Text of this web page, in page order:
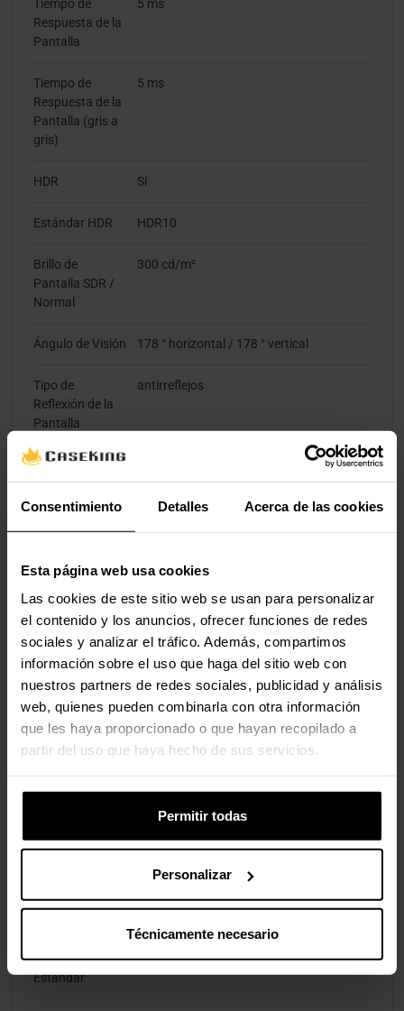
Consentimiento Detalles Acerca de las cookies
Esta página web usa cookies
Las cookies de este sitio web se usan para personalizar
el contenido y los anuncios, ofrecer funciones de redes
sociales y analizar el tráfico. Además, compartimos
información sobre el uso que haga del sitio web con
nuestros partners de redes sociales, publicidad y análisis
web, quienes pueden combinarla con otra información
que les haya proporcionado o que hayan recopilado a
partir del uso que haya hecho de sus servicios.
Permitir todas
Personalizar
Técnicamente necesario
Tiempo de
Respuesta de la
Pantalla
5 ms
Tiempo de
Respuesta de la
Pantalla (gris a
gris)
5 ms
HDR Sí
Estándar HDR HDR10
Brillo de
Pantalla SDR /
Normal
300 cd/m²
Ángulo de Visión 178 ° horizontal / 178 ° vertical
Tipo de
Reflexión de la
Pantalla
antirreflejos
Pantalla Táctil
Posición de la
Fuente de
Alimentación
Puertas Externas
Conectores del
Monitor
1 x DisplayPort, 2 x HDMI
DisplayPort 1.4, HDMI 2.0
Concentrador
No
Especificaciones
Estándar
DisplayPort 1.4, HDMI 2.0